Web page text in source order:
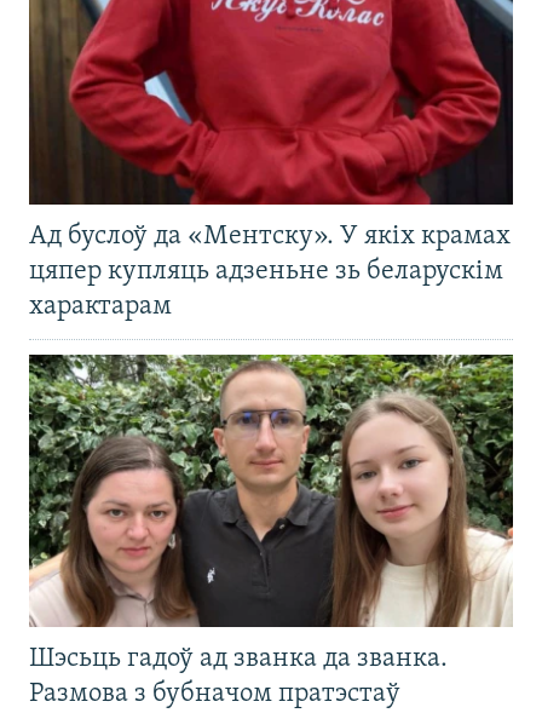
Ад буслоў да «Ментску». У якіх крамах
цяпер купляць адзеньне зь беларускім
характарам
Шэсьць гадоў ад званка да званка.
Размова з бубначом пратэстаў